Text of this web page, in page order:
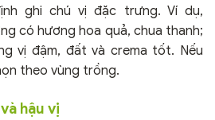
ghi chú vị đặc trưng. Ví dụ,
có hương hoa quả, chua thanh;
vị đậm, đất và crema tốt. Nếu
theo vùng trồng.
hậu vị